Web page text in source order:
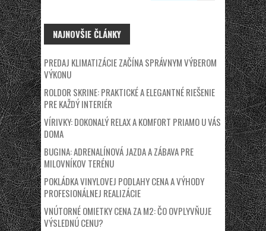
NAJNOVŠIE ČLÁNKY
PREDAJ KLIMATIZÁCIE ZAČÍNA SPRÁVNYM VÝBEROM
VÝKONU
ROLDOR SKRINE: PRAKTICKÉ A ELEGANTNÉ RIEŠENIE
PRE KAŽDÝ INTERIÉR
VÍRIVKY: DOKONALÝ RELAX A KOMFORT PRIAMO U VÁS
DOMA
BUGINA: ADRENALÍNOVÁ JAZDA A ZÁBAVA PRE
MILOVNÍKOV TERÉNU
POKLÁDKA VINYLOVEJ PODLAHY CENA A VÝHODY
PROFESIONÁLNEJ REALIZÁCIE
VNÚTORNÉ OMIETKY CENA ZA M2: ČO OVPLYVŇUJE
VÝSLEDNÚ CENU?